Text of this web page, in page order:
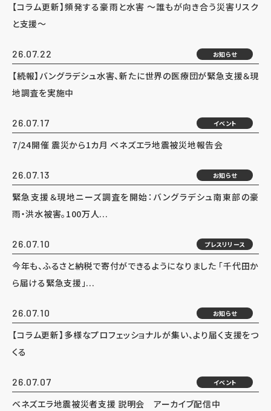
【コラム更新】頻発する豪雨と水害 ～誰もが向き合う災害リスク
と支援～
26.07.22 お知らせ
【続報】バングラデシュ水害、新たに世界の医療団が緊急支援＆現
地調査を実施中
26.07.17 イベント
7/24開催 震災から1カ月 ベネズエラ地震被災地報告会
26.07.13 お知らせ
緊急支援＆現地ニーズ調査を開始：バングラデシュ南東部の豪
雨・洪水被害。100万人...
26.07.10 プレスリリース
今年も、ふるさと納税で寄付ができるようになりました 「千代田か
ら届ける緊急支援」...
26.07.10 お知らせ
【コラム更新】多様なプロフェッショナルが集い、より届く支援をつ
くる
26.07.07 イベント
ベネズエラ地震被災者支援 説明会 アーカイブ配信中